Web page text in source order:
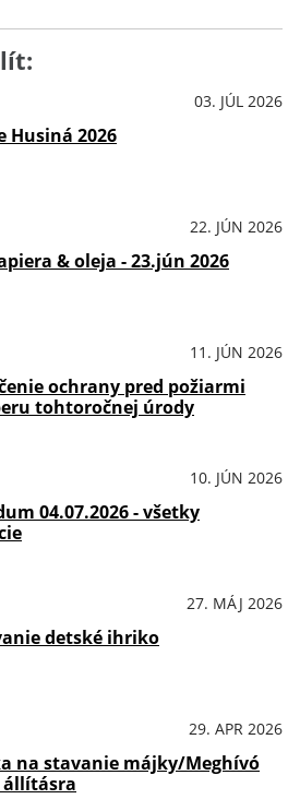
03. JÚL 2026
Husiná 2026
22. JÚN 2026
& oleja - 23.jún 2026
11. JÚN 2026
ochrany pred požiarmi
tohtoročnej úrody
10. JÚN 2026
04.07.2026 - všetky
27. MÁJ 2026
detské ihriko
29. APR 2026
na stavanie májky/Meghívó